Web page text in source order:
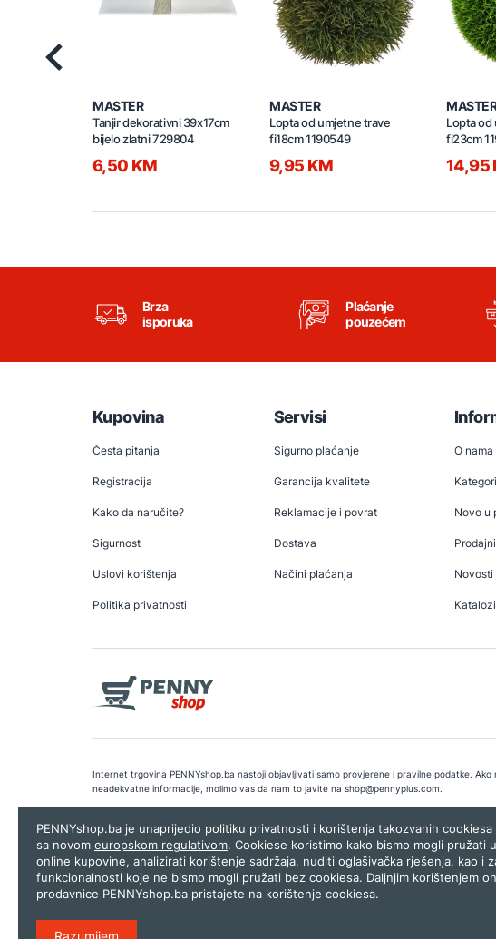
MASTER
Tanjir dekorativni 39x17cm
bijelo zlatni 729804
6,50 KM
MASTER
Lopta od umjetne trave
fi18cm 1190549
9,95 KM
Lopta od
fi23cm
14,95
Brza
isporuka
Plaćanje
pouzećem
Kupovina
Česta pitanja
Registracija
Kako da naručite?
Sigurnost
Uslovi korištenja
Politika privatnosti
Servisi
Sigurno plaćanje
Garancija kvalitete
Reklamacije i povrat
Dostava
Načini plaćanja
O nama
Novo u
Novosti
Katalozi
Internet trgovina PENNYshop.ba nastoji objavljivati samo provjerene i pravilne podatke.
neadekvatne informacije, molimo vas da nam to javite na shop@pennyplus.com.
Copyright © 2026.Penny plus d.o.o. Sarajevo.Dizajn i programiranje:Lampa.ba
PENNYshop.ba je unaprijedio politiku privatnosti i korištenja takozvanih cookiesa
sa novom europskom regulativom. Cookiese koristimo kako bismo mogli pružati
online kupovine, analizirati korištenje sadržaja, nuditi oglašivačka rješenja, kao i
funkcionalnosti koje ne bismo mogli pružati bez cookiesa. Daljnjim korištenjem
prodavnice PENNYshop.ba pristajete na korištenje cookiesa.
Razumijem